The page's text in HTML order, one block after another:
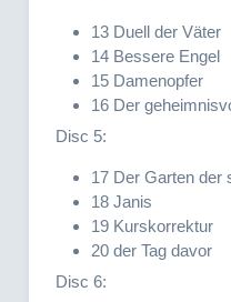
13 Duell der Väter
14 Bessere Engel
15 Damenopfer
16 Der
Disc 5:
17 Der Garten der
18 Janis
19 Kurskorrektur
20 der Tag davor
Disc 6: